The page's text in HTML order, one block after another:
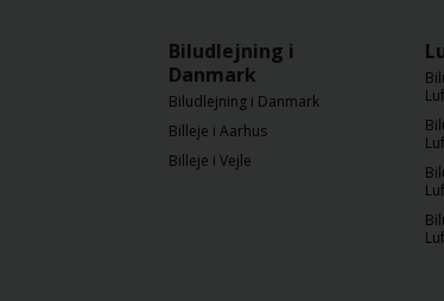
Biludlejning i
Danmark
Biludlejning i Danmark
Billeje i Aarhus
Billeje i Vejle